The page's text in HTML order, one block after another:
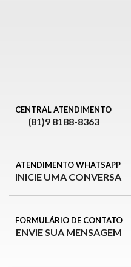
CENTRAL ATENDIMENTO
(81)9 8188-8363
ATENDIMENTO WHATSAPP
INICIE UMA CONVERSA
FORMULÁRIO DE CONTATO
ENVIE SUA MENSAGEM